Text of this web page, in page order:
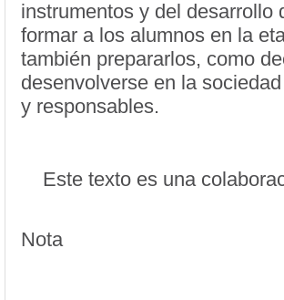
instrumentos y del desarrollo
formar a los alumnos en la
también prepararlos, como
desenvolverse en la
y responsables.
Este texto es una
Nota